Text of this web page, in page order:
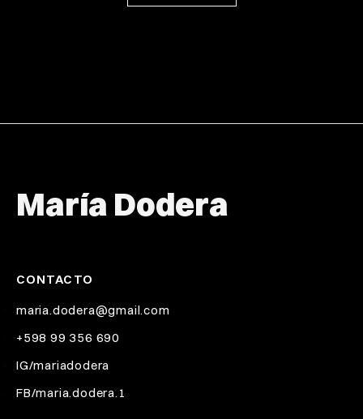
María Dodera
CONTACTO
maria.dodera@gmail.com
+598 99 356 690
IG/mariadodera
FB/maria.dodera.1